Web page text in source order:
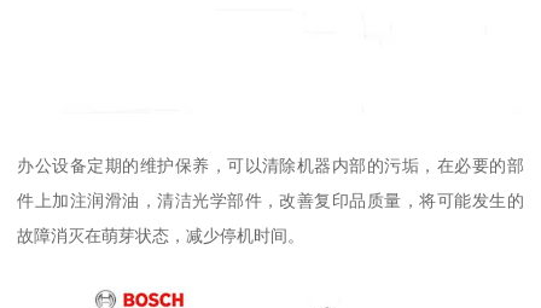
办公设备定期的维护保养，可以清除机器内部的污垢，在必要的部
件上加注润滑油，清洁光学部件，改善复印品质量，将可能发生的
故障消灭在萌芽状态，减少停机时间。